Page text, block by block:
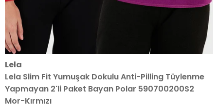
Lela
Lela Slim Fit Yumuşak Dokulu Anti-Pilling Tüylenme
Yapmayan 2'li Paket Bayan Polar 590700200S2
Mor-Kırmızı